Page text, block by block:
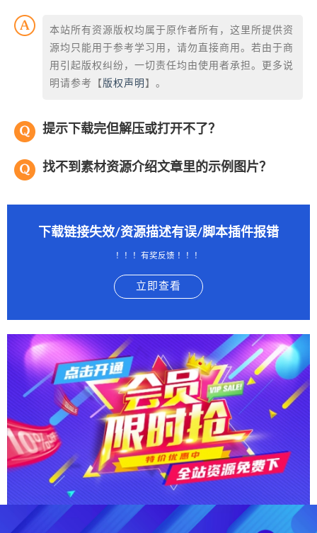
本站所有资源版权均属于原作者所有，这里所提供资
源均只能用于参考学习用，请勿直接商用。若由于商
用引起版权纠纷，一切责任均由使用者承担。更多说
明请参考【 版权声明 】。
提示下载完但解压或打开不了？
找不到素材资源介绍文章里的示例图片？
下载链接失效/资源描述有误/脚本插件报错
！！！有奖反馈 ！！！
立即查看